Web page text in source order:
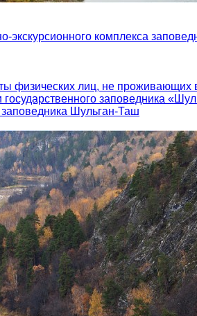
комплекса
физических лиц, не проживающих
заповедника
Шульган-Таш